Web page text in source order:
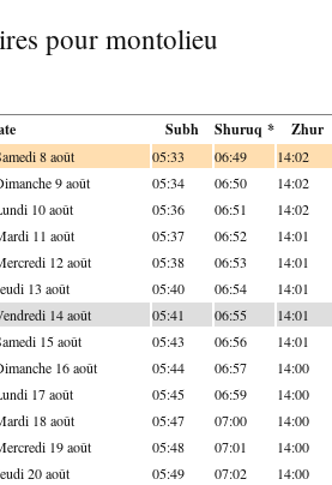
pour montolieu
Subh Shuruq * Zhur
8 août 05:33 06:49 14:02
9 août 05:34 06:50 14:02
10 août 05:36 06:51 14:02
11 août 05:37 06:52 14:01
12 août 05:38 06:53 14:01
13 août 05:40 06:54 14:01
14 août 05:41 06:55 14:01
15 août 05:43 06:56 14:01
16 août 05:44 06:57 14:00
17 août 05:45 06:59 14:00
18 août 05:47 07:00 14:00
19 août 05:48 07:01 14:00
20 août 05:49 07:02 14:00